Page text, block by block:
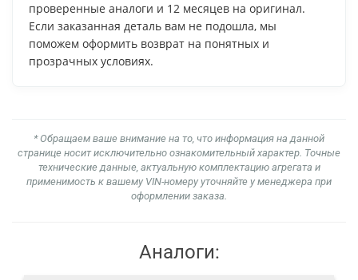
проверенные аналоги и 12 месяцев на оригинал.
Если заказанная деталь вам не подошла, мы
поможем оформить возврат на понятных и
прозрачных условиях.
* Обращаем ваше внимание на то, что информация на данной
странице носит исключительно ознакомительный характер. Точные
технические данные, актуальную комплектацию агрегата и
применимость к вашему VIN-номеру уточняйте у менеджера при
оформлении заказа.
Аналоги: